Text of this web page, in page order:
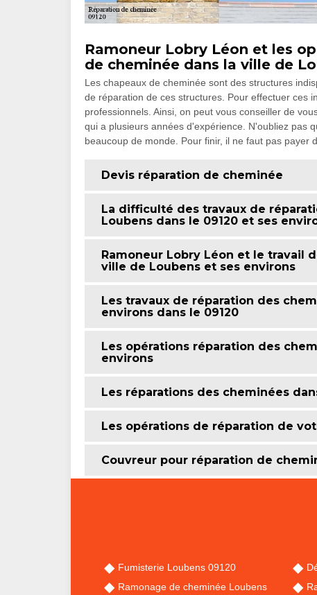
Ramoneur Lobry Léon et les
de cheminée dans la ville de
Les chapeaux de cheminée sont des structures
de réparation de ces structures. Pour effectuer ces
professionnels. Ainsi, on peut vous conseiller de
qui a plusieurs années d'expérience. N'oubliez pas
beaucoup de monde. Pour finir, il ne faut pas payer
Devis réparation de cheminée
La difficulté des travaux de
Loubens dans le 09120 et ses
Ramoneur Lobry Léon et le travail
ville de Loubens et ses environs
Les travaux de réparation des
environs dans le 09120
Les opérations réparation des
environs
Les réparations des cheminées
Les opérations de réparation de
Couvreur pour réparation de
Fumisterie Loubens 09120
Ramonage de cheminée Loubens